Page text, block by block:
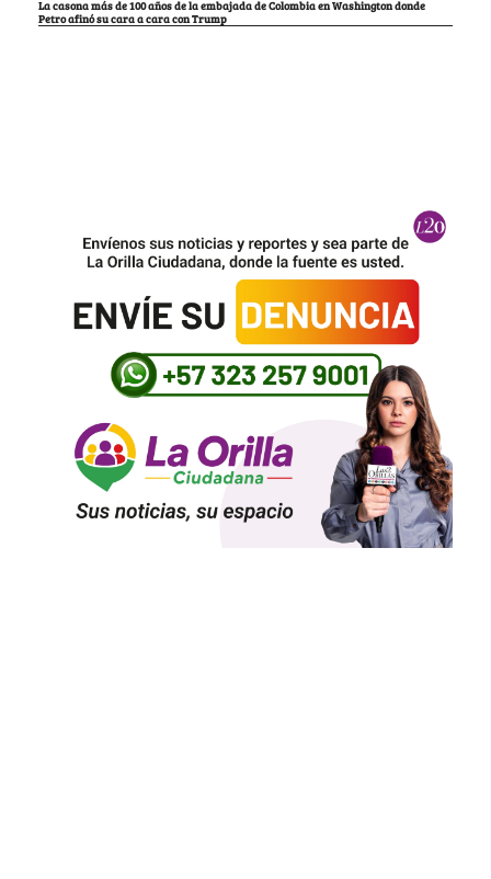
La casona más de 100 años de la embajada de Colombia en Washington donde
Petro afinó su cara a cara con Trump